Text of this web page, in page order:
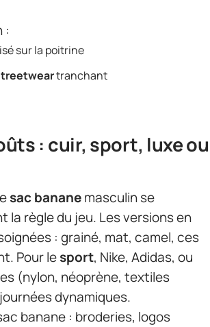
:
sur la poitrine
tranchant
: cuir, sport, luxe ou
sac bananemasculin se
la règle du jeu. Les versions en
: grainé, mat, camel, ces
Pour lesport, Nike, Adidas, ou
(nylon, néoprène, textiles
dynamiques.
banane : broderies, logos